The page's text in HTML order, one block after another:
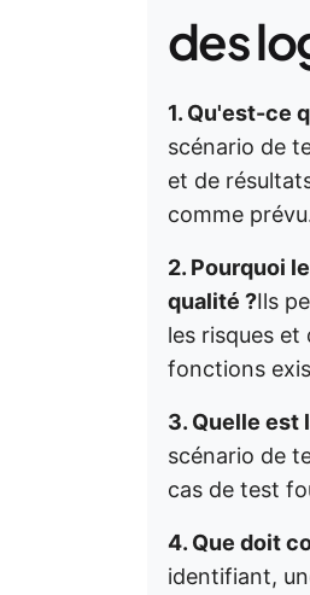
des
1. Qu'est-ce
scénario de
et de
comme
2. Pourquoi
qualité ?Ils
les risques et
fonctions
3. Quelle est
scénario de
cas de test
4. Que doit
identifiant,